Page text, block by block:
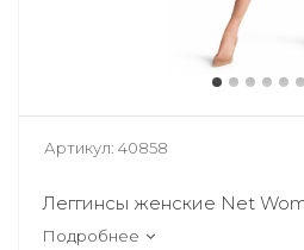
Артикул: 40858
Леггинсы женские Net
Подробнее